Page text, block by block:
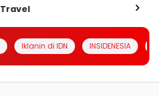
Travel
Iklanin di IDN INSIDENESIA